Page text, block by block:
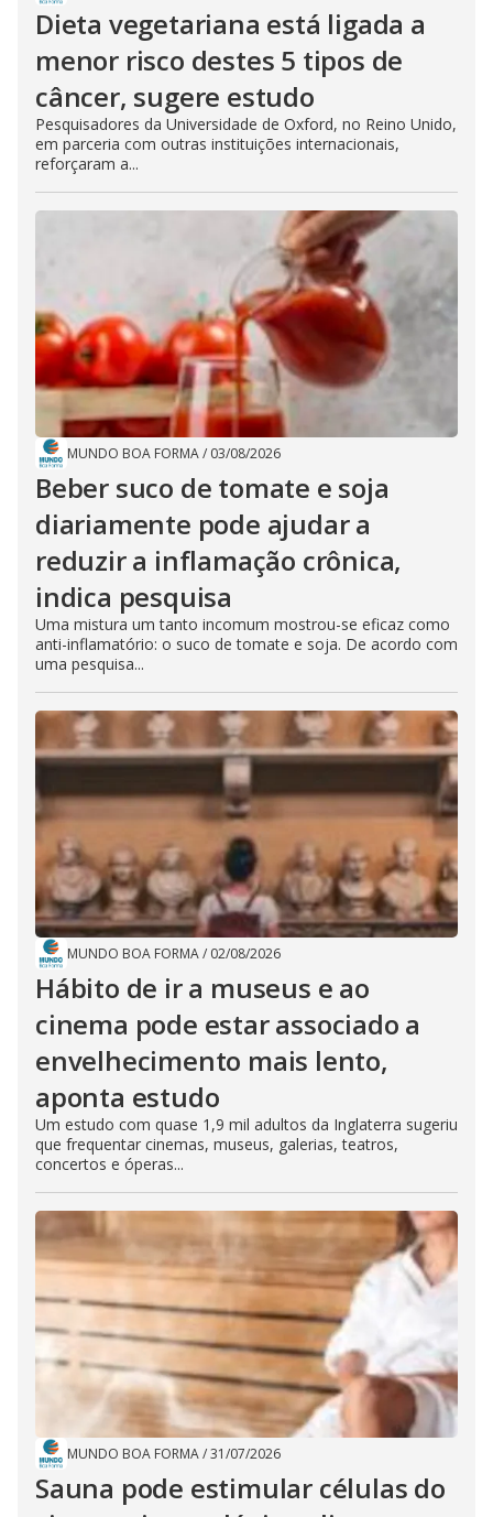
Dieta vegetariana está ligada a
menor risco destes 5 tipos de
câncer, sugere estudo
Pesquisadores da Universidade de Oxford, no Reino Unido,
em parceria com outras instituições internacionais,
reforçaram a...
MUNDO BOA FORMA/ 03/08/2026
Beber suco de tomate e soja
diariamente pode ajudar a
reduzir a inflamação crônica,
indica pesquisa
Uma mistura um tanto incomum mostrou-se eficaz como
anti-inflamatório: o suco de tomate e soja. De acordo com
uma pesquisa...
MUNDO BOA FORMA/ 02/08/2026
Hábito de ir a museus e ao
cinema pode estar associado a
envelhecimento mais lento,
aponta estudo
Um estudo com quase 1,9 mil adultos da Inglaterra sugeriu
que frequentar cinemas, museus, galerias, teatros,
concertos e óperas...
MUNDO BOA FORMA/31/07/2026
Sauna pode estimular células do